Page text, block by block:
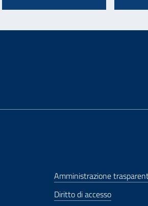
Amministrazione
Diritto di accesso